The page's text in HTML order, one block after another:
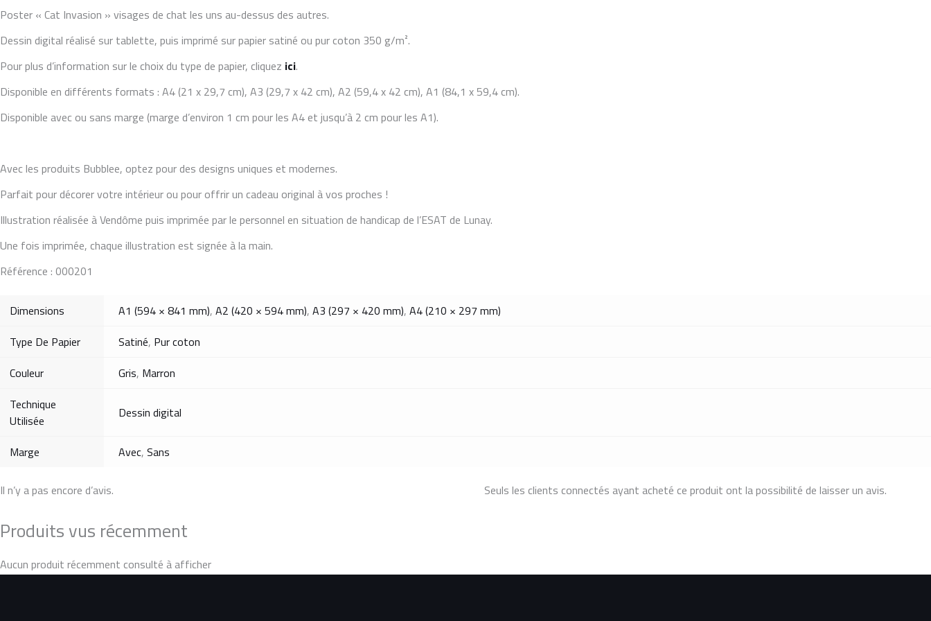
Poster « Cat Invasion » visages de chat les uns au-dessus des autres.
Dessin digital réalisé sur tablette, puis imprimé sur papier satiné ou pur coton 350 g/m².
Pour plus d’information sur le choix du type de papier, cliquez ici.
Disponible en différents formats : A4 (21 x 29,7 cm), A3 (29,7 x 42 cm), A2 (59,4 x 42 cm), A1 (84,1 x 59,4 cm).
Disponible avec ou sans marge (marge d’environ 1 cm pour les A4 et jusqu’à 2 cm pour les A1).
Avec les produits Bubblee, optez pour des designs uniques et modernes.
Parfait pour décorer votre intérieur ou pour offrir un cadeau original à vos proches !
Illustration réalisée à Vendôme puis imprimée par le personnel en situation de handicap de l’ESAT de Lunay.
Une fois imprimée, chaque illustration est signée à la main.
Référence : 000201
Dimensions A1 (594 × 841 mm),A2 (420 × 594 mm),A3 (297 × 420 mm),A4 (210 × 297 mm)
Type De Papier
Satiné, Pur coton
Couleur
Gris, Marron
Technique
Utilisée
Dessin digital
Marge Avec,Sans
Il n’y a pas encore d’avis. Seuls les clients connectés ayant acheté ce produit ont la possibilité de laisser un avis.
Produits vus récemment
Aucun produit récemment consulté à afficher